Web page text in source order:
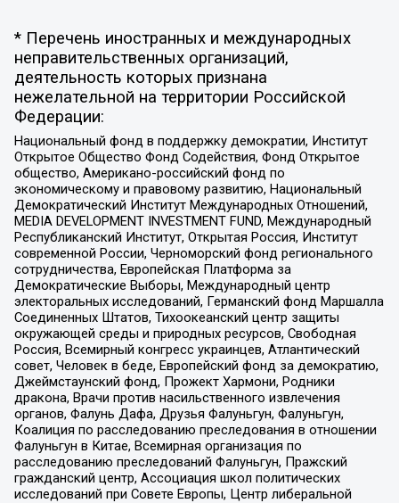
* Перечень иностранных и международных
неправительственных организаций,
деятельность которых признана
нежелательной на территории Российской
Федерации:
Национальный фонд в поддержку демократии, Институт
Открытое Общество Фонд Содействия, Фонд Открытое
общество, Американо-российский фонд по
экономическому и правовому развитию, Национальный
Демократический Институт Международных Отношений,
MEDIA DEVELOPMENT INVESTMENT FUND, Международный
Республиканский Институт, Открытая Россия, Институт
современной России, Черноморский фонд регионального
сотрудничества, Европейская Платформа за
Демократические Выборы, Международный центр
электоральных исследований, Германский фонд Маршалла
Соединенных Штатов, Тихоокеанский центр защиты
окружающей среды и природных ресурсов, Свободная
Россия, Всемирный конгресс украинцев, Атлантический
совет, Человек в беде, Европейский фонд за демократию,
Джеймстаунский фонд, Прожект Хармони, Родники
дракона, Врачи против насильственного извлечения
органов, Фалунь Дафа, Друзья Фалуньгун, Фалуньгун,
Коалиция по расследованию преследования в отношении
Фалуньгун в Китае, Всемирная организация по
расследованию преследований Фалуньгун, Пражский
гражданский центр, Ассоциация школ политических
исследований при Совете Европы, Центр либеральной